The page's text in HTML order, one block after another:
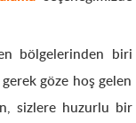
bölgelerinden biri
göze hoş gelen
sizlere huzurlu bir